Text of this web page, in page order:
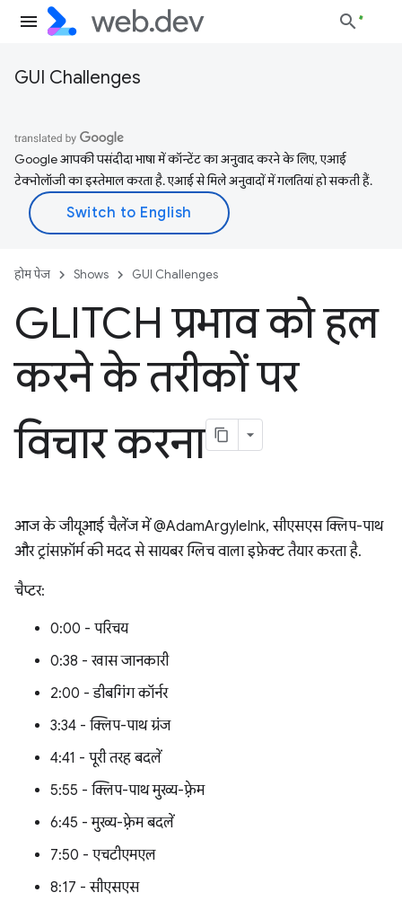
GUI Challenges
Google आपकी पसंदीदा भाषा में कॉन्टेंट का अनुवाद करने के लिए, एआई
टेक्नोलॉजी का इस्तेमाल करता है. एआई से मिले अनुवादों में गलतियां हो सकती हैं.
होम पेज Shows GUI Challenges
GLITCH प्रभाव को हल
करने के तरीकों पर
विचार करना
आज के जीयूआई चैलेंज में @AdamArgyleInk, सीएसएस क्लिप-पाथ
और ट्रांसफ़ॉर्म की मदद से सायबर ग्लिच वाला इफ़ेक्ट तैयार करता है.
चैप्टर:
0:00 - परिचय
0:38 - खास जानकारी
2:00 - डीबगिंग कॉर्नर
3:34 - क्लिप-पाथ ग्रंज
4:41 - पूरी तरह बदलें
5:55 - क्लिप-पाथ मुख्य-फ़्रेम
6:45 - मुख्य-फ़्रेम बदलें
7:50 - एचटीएमएल
8:17 - सीएसएस